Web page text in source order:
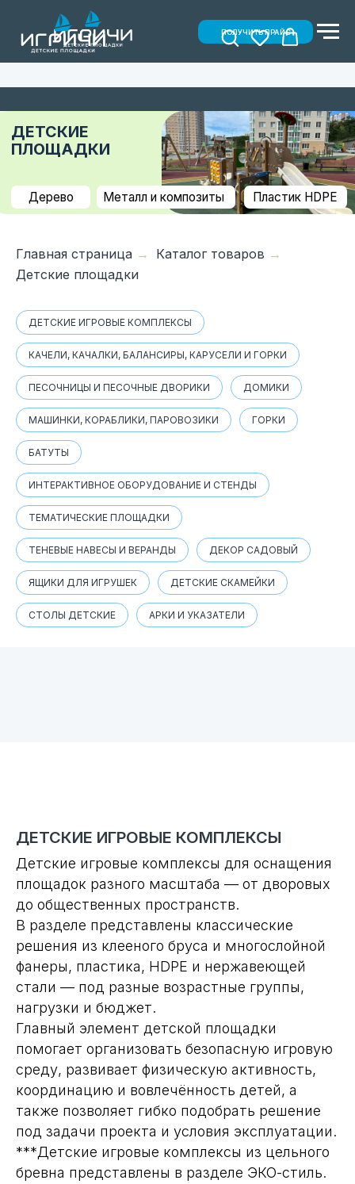
ПОЛУЧИТЬ ПРАЙС
Дерево Пластик HDPE
Металл и композиты
Главная страница → Каталог товаров →
Детские площадки
ДЕТСКИЕ ИГРОВЫЕ КОМПЛЕКСЫ
КАЧЕЛИ, КАЧАЛКИ, БАЛАНСИРЫ, КАРУСЕЛИ И ГОРКИ
ПЕСОЧНИЦЫ И ПЕСОЧНЫЕ ДВОРИКИ ДОМИКИ
МАШИНКИ, КОРАБЛИКИ, ПАРОВОЗИКИ ГОРКИ
БАТУТЫ
ИНТЕРАКТИВНОЕ ОБОРУДОВАНИЕ И СТЕНДЫ
ТЕМАТИЧЕСКИЕ ПЛОЩАДКИ
ТЕНЕВЫЕ НАВЕСЫ И ВЕРАНДЫ ДЕКОР САДОВЫЙ
ЯЩИКИ ДЛЯ ИГРУШЕК ДЕТСКИЕ СКАМЕЙКИ
СТОЛЫ ДЕТСКИЕ АРКИ И УКАЗАТЕЛИ
ДЕТСКИЕ ИГРОВЫЕ КОМПЛЕКСЫ
Детские игровые комплексы для оснащения
площадок разного масштаба — от дворовых
до общественных пространств.
В разделе представлены классические
решения из клееного бруса и многослойной
фанеры, пластика, HDPE и нержавеющей
стали — под разные возрастные группы,
нагрузки и бюджет.
Главный элемент детской площадки
помогает организовать безопасную игровую
среду, развивает физическую активность,
координацию и вовлечённость детей, а
также позволяет гибко подобрать решение
под задачи проекта и условия эксплуатации.
***Детские игровые комплексы из цельного
бревна представлены в разделе ЭКО-стиль.